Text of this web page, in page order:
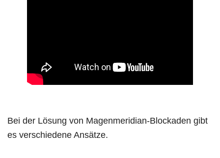
Bei der Lösung von Magenmeridian-Blockaden gibt
es verschiedene Ansätze.